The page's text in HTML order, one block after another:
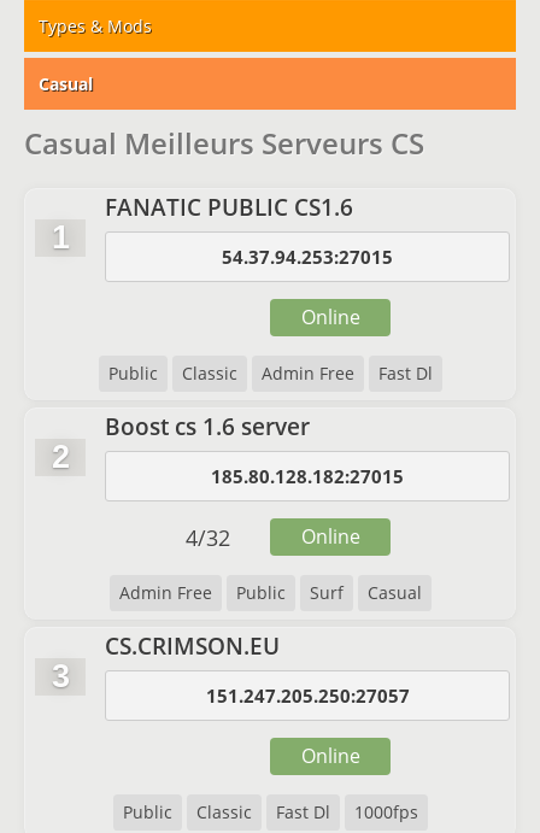
Types & Mods
Casual
Casual Meilleurs Serveurs CS
1
FANATIC PUBLIC CS1.6
54.37.94.253:27015
Public Classic Admin Free Fast Dl
Online
2
Boost cs 1.6 server
185.80.128.182:27015
Admin Free Public Surf Casual
4/32 Online
3
CS.CRIMSON.EU
151.247.205.250:27057
Public Classic Fast Dl 1000fps
Online